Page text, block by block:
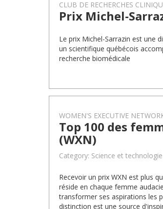
CLUB DE RECHERCHES
Prix Michel-
Le prix Michel-Sarrazin est une
un scientifique québécois
recherche biomédicale
WOMEN'S EXECUTIVE
Top 100 des
(WXN)
Category: Science et technologie
Recevoir un prix WXN est plus
réside en chaque femme
transformer ses aspirations les
distinction est une source